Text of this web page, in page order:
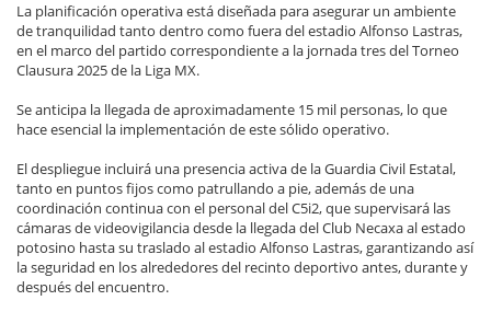
La planificación operativa está diseñada para asegurar un ambiente
de tranquilidad tanto dentro como fuera del estadio Alfonso Lastras,
en el marco del partido correspondiente a la jornada tres del Torneo
Clausura 2025 de la Liga MX.
Se anticipa la llegada de aproximadamente 15 mil personas, lo que
hace esencial la implementación de este sólido operativo.
El despliegue incluirá una presencia activa de la Guardia Civil Estatal,
tanto en puntos fijos como patrullando a pie, además de una
coordinación continua con el personal del C5i2, que supervisará las
cámaras de videovigilancia desde la llegada del Club Necaxa al estado
potosino hasta su traslado al estadio Alfonso Lastras, garantizando así
la seguridad en los alrededores del recinto deportivo antes, durante y
después del encuentro.